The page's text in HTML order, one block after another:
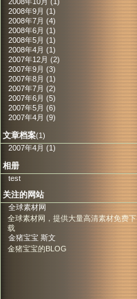
2008年9月 (1)
2008年7月 (4)
2008年6月 (1)
2008年5月 (1)
2008年4月 (1)
2007年12月 (2)
2007年9月 (3)
2007年8月 (1)
2007年7月 (2)
2007年6月 (5)
2007年5月 (6)
2007年4月 (9)
文章档案(1)
2007年4月 (1)
相册
test
关注的网站
全球素材网
全球素材网，提供大量高清素材免费下
载
金猪宝宝 斯文
金猪宝宝的BLOG